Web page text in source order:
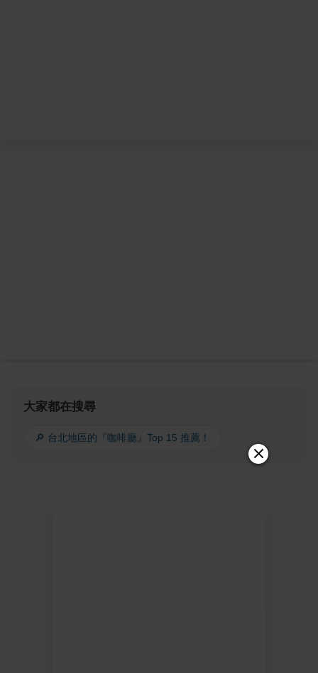
大家都在搜尋
🔎 台北地區的『咖啡廳』Top 15 推薦！